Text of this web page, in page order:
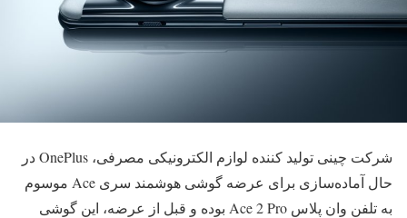
شرکت چینی تولید کننده لوازم الکترونیکی مصرفی، OnePlus در
حال آماده‌سازی برای عرضه گوشی هوشمند سری Ace موسوم
به تلفن وان پلاس Ace 2 Pro بوده و قبل از عرضه، این گوشی